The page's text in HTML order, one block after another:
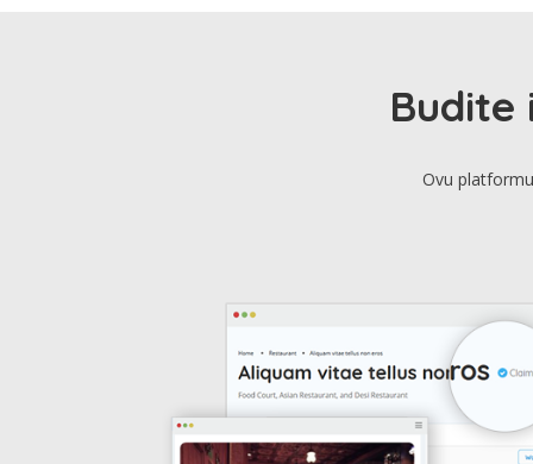
Budite
Ovu